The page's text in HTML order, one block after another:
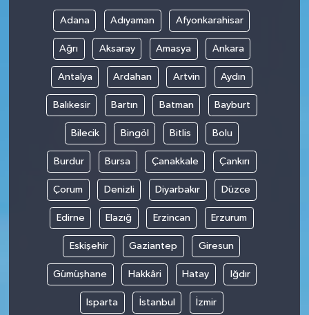
Adana Adıyaman Afyonkarahisar
Ağrı Aksaray Amasya Ankara
Antalya Ardahan Artvin Aydın
Balıkesir Bartın Batman Bayburt
Bilecik Bingöl Bitlis Bolu
Burdur Bursa Çanakkale Çankırı
Çorum Denizli Diyarbakır Düzce
Edirne Elazığ Erzincan Erzurum
Eskişehir Gaziantep Giresun
Gümüşhane Hakkâri Hatay Iğdır
Isparta İstanbul İzmir